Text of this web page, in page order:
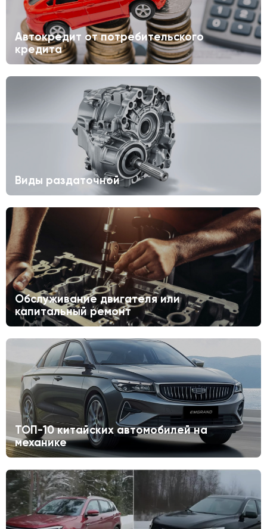
Автокредит от потребительского
кредита
Виды раздаточной
Обслуживание двигателя или
капитальный ремонт
ТОП-10 китайских автомобилей на
механике